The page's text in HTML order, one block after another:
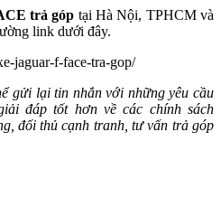
trả góp tại Hà Nội, TPHCM và
link dưới đây.
jaguar-f-face-tra-gop/
gửi lại tin nhắn với những yêu cầu
đáp tốt hơn về các chính sách
đối thủ cạnh tranh, tư vấn trả góp